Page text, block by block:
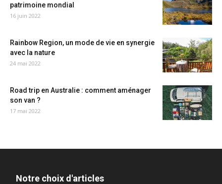
patrimoine mondial
16 juin 2022
Rainbow Region, un mode de vie en synergie
avec la nature
24 mai 2022
Road trip en Australie : comment aménager
son van ?
17 mai 2022
Notre choix d'articles